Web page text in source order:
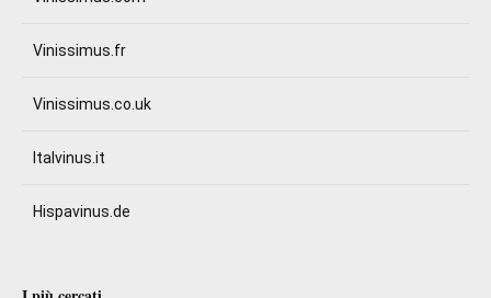
Vinissimus.fr
Vinissimus.co.uk
Italvinus.it
Hispavinus.de